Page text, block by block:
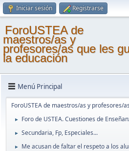
Iniciar sesión Registrarse
ForoUSTEA de
maestros/as y
profesores/as que les
la educación
Menú Principal
ForoUSTEA de maestros/as y profesores/
► Foro de USTEA. Cuestiones de
► Secundaria, Fp, Especiales...
► Me acusan de faltar el respeto a los